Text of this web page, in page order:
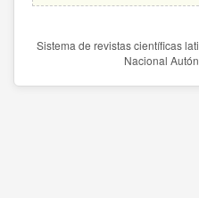
Sistema de revistas científicas
Nacional